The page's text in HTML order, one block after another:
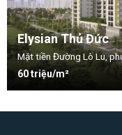
Elysian Thủ Đức
Mặt tiền Đường Lò Lu,
60 triệu/m²